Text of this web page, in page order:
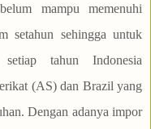
mampu memenuhi
setahun sehingga untuk
tahun Indonesia
(AS) dan Brazil yang
Dengan adanya impor